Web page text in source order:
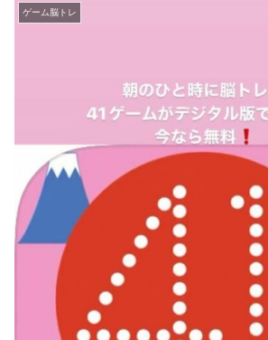
ゲーム脳トレ